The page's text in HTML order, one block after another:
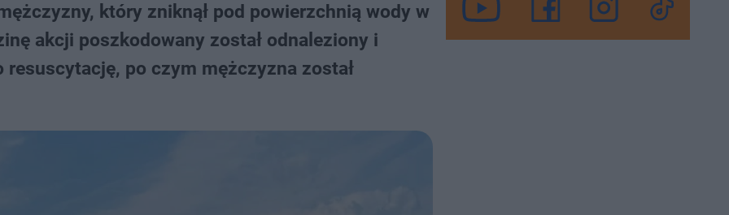
który zniknął pod powierzchnią wody w
akcji poszkodowany został odnaleziony i
po czym mężczyzna został